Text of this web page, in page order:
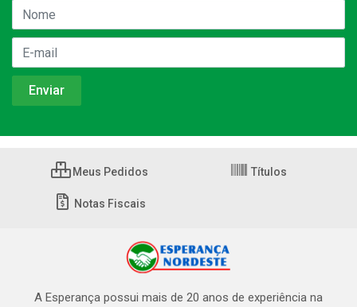
Meus Pedidos Títulos
Notas Fiscais
A Esperança possui mais de 20 anos de experiência na